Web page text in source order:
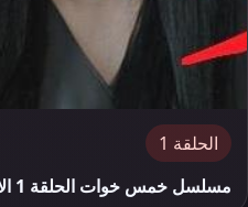
الحلقة 1
مسلسل خمس خوات الحلقة 1 الاولي HD